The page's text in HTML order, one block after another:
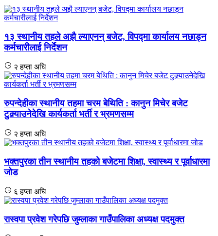
१३ स्थानीय तहले अझै ल्याएनन् बजेट, विपद्मा कार्यालय नछाड्न
कर्मचारीलाई निर्देशन
२ हप्ता अघि
रुपन्देहीका स्थानीय तहमा चरम बेथिति : कानुन मिचेर बजेट
टुक्र्याउनेदेखि कार्यकर्ता भर्ती र भ्रमणसम्म
२ हप्ता अघि
भक्तपुरका तीन स्थानीय तहको बजेटमा शिक्षा, स्वास्थ्य र पूर्वाधारमा
जोड
६ हप्ता अघि
रास्वपा प्रवेश गरेपछि जुम्लाका गाउँपालिका अध्यक्ष पदमुक्त